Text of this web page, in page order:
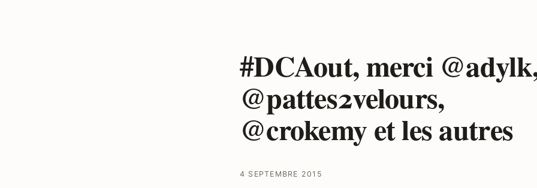
#DCAout, merci
@pattes2velours,
@crokemy et les autres
4 SEPTEMBRE 2015